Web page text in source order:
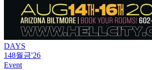
DAYS
148월금'26
Event